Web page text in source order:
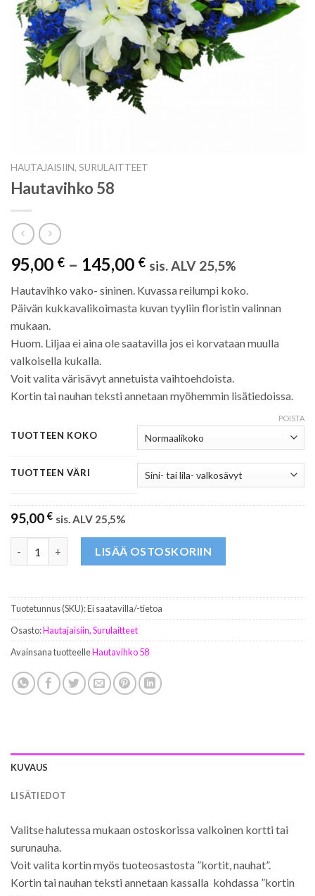
HAUTAJAISIIN, SURULAITTEET
Hautavihko 58
95,00 € – 145,00 € sis. ALV 25,5%
Hautavihko vako- sininen. Kuvassa reilumpi koko.
Päivän kukkavalikoimasta kuvan tyyliin floristin valinnan
mukaan.
Huom. Liljaa ei aina ole saatavilla jos ei korvataan muulla
valkoisella kukalla.
Voit valita värisävyt annetuista vaihtoehdoista.
Kortin tai nauhan teksti annetaan myöhemmin lisätiedoissa.
TUOTTEEN KOKO
TUOTTEEN VÄRI
POISTA
95,00 € sis. ALV 25,5%
LISÄÄ OSTOSKORIIN
Tuotetunnus (SKU):Ei saatavilla/-tietoa
Osasto:Hautajaisiin, Surulaitteet
Avainsana tuotteelleHautavihko 58
KUVAUS
LISÄTIEDOT
Valitse halutessa mukaan ostoskorissa valkoinen kortti tai
surunauha.
Voit valita kortin myös tuoteosastosta ”kortit, nauhat”.
Kortin tai nauhan teksti annetaan kassalla kohdassa ”kortin